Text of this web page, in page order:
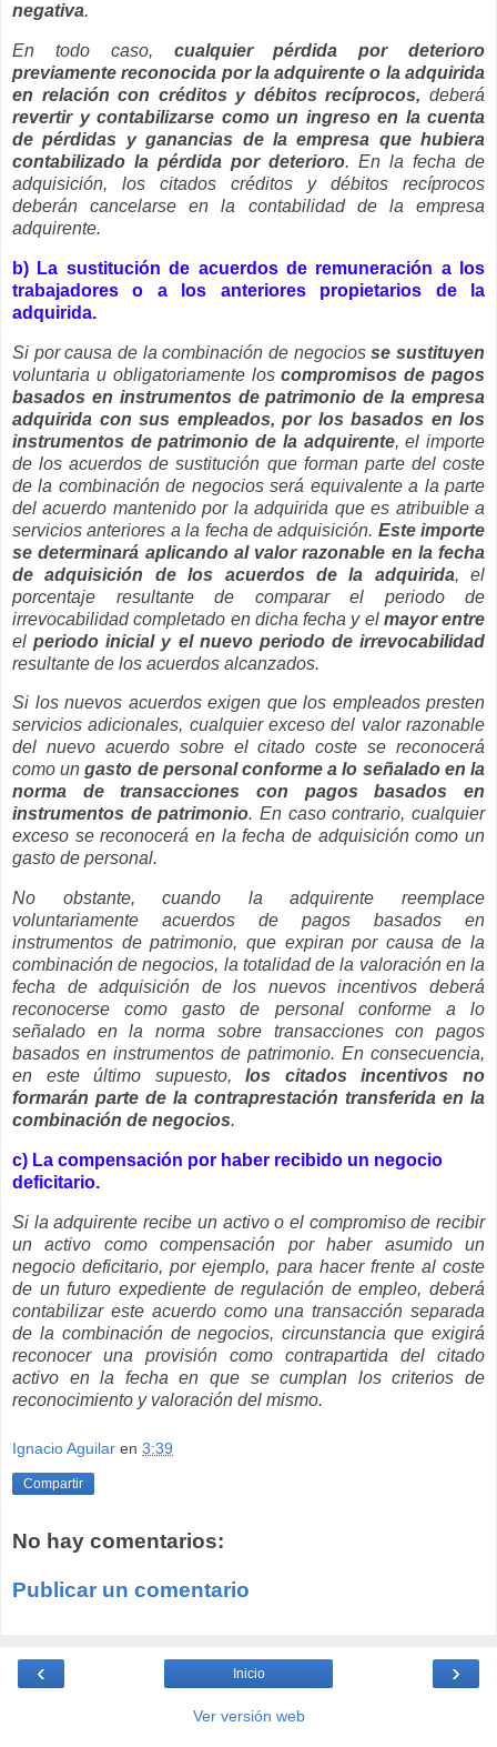
negativa.
En todo caso, cualquier pérdida por deterioro
previamente reconocida por la adquirente o la adquirida
en relación con créditos y débitos recíprocos, deberá
revertir y contabilizarse como un ingreso en la cuenta
de pérdidas y ganancias de la empresa que hubiera
contabilizado la pérdida por deterioro. En la fecha de
adquisición, los citados créditos y débitos recíprocos
deberán cancelarse en la contabilidad de la empresa
adquirente.
b) La sustitución de acuerdos de remuneración a los
trabajadores o a los anteriores propietarios de la
adquirida.
Si por causa de la combinación de negociosse sustituyen
voluntaria u obligatoriamente loscompromisos de pagos
basados en instrumentos de patrimonio de la empresa
adquirida con sus empleados, por los basados en los
instrumentos de patrimonio de la adquirente, el importe
de los acuerdos de sustitución que forman parte del coste
de la combinación de negocios será equivalente a la parte
del acuerdo mantenido por la adquirida que es atribuible a
servicios anteriores a la fecha de adquisición. Este importe
se determinará aplicando al valor razonable en la fecha
de adquisición de los acuerdos de la adquirida, el
porcentaje resultante de comparar el periodo de
irrevocabilidad completado en dicha fecha y el mayor entre
elperiodo inicial y el nuevo periodo de irrevocabilidad
resultante de los acuerdos alcanzados.
Si los nuevos acuerdos exigen que los empleados presten
servicios adicionales, cualquier exceso del valor razonable
del nuevo acuerdo sobre el citado coste se reconocerá
como ungasto de personal conforme a lo señalado en la
norma de transacciones con pagos basados en
instrumentos de patrimonio. En caso contrario, cualquier
exceso se reconocerá en la fecha de adquisición como un
gasto de personal.
No obstante, cuando la adquirente reemplace
voluntariamente acuerdos de pagos basados en
instrumentos de patrimonio, que expiran por causa de la
combinación de negocios, la totalidad de la valoración en la
fecha de adquisición de los nuevos incentivos deberá
reconocerse como gasto de personal conforme a lo
señalado en la norma sobre transacciones con pagos
basados en instrumentos de patrimonio. En consecuencia,
en este último supuesto,los citados incentivos no
formarán parte de la contraprestación transferida en la
combinación de negocios.
c) La compensación por haber recibido un negocio
deficitario.
Si la adquirente recibe un activo o el compromiso de recibir
un activo como compensación por haber asumido un
negocio deficitario, por ejemplo, para hacer frente al coste
de un futuro expediente de regulación de empleo, deberá
contabilizar este acuerdo como una transacción separada
de la combinación de negocios, circunstancia que exigirá
reconocer una provisión como contrapartida del citado
activo en la fecha en que se cumplan los criterios de
reconocimiento y valoración del mismo.
Ignacio Aguilar en 3:39
Compartir
No hay comentarios:
Publicar un comentario
‹ ›
Inicio
Ver versión web